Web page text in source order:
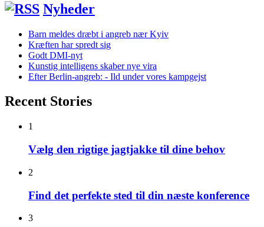
Nyheder
Barn meldes dræbt i angreb nær Kyiv
Kræften har spredt sig
Godt DMI-nyt
Kunstig intelligens skaber nye vira
Efter Berlin-angreb: - Ild under vores kampgejst
Recent Stories
1
Vælg den rigtige jagtjakke til dine behov
2
Find det perfekte sted til din næste konference
3